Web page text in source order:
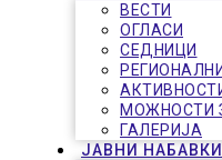
ВЕСТИ
ОГЛАСИ
СЕДНИЦИ
МОЖНОСТИ
ГАЛЕРИЈА
ЈАВНИ НАБАВКИ